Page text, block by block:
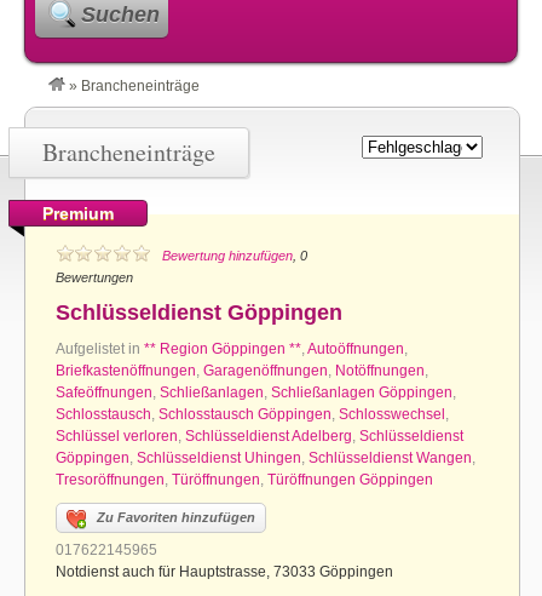
Suchen
» Brancheneinträge
Brancheneinträge
Premium
Bewertung hinzufügen , 0
Bewertungen
Schlüsseldienst Göppingen
Aufgelistet in ** Region Göppingen **,Autoöffnungen,
Briefkastenöffnungen, Garagenöffnungen, Notöffnungen,
Safeöffnungen, Schließanlagen, Schließanlagen Göppingen,
Schlosstausch, Schlosstausch Göppingen, Schlosswechsel ,
Schlüssel verloren, Schlüsseldienst Adelberg, Schlüsseldienst
Göppingen, Schlüsseldienst Uhingen, Schlüsseldienst Wangen,
Tresoröffnungen, Türöffnungen, Türöffnungen Göppingen
Zu Favoriten hinzufügen
017622145965
Notdienst auch für Hauptstrasse, 73033 Göppingen